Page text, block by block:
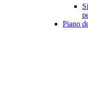
Piano